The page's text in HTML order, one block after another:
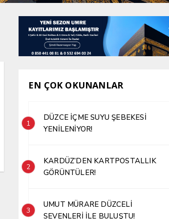
EN ÇOK OKUNANLAR
1
DÜZCE İÇME SUYU ŞEBEKESİ
YENİLENİYOR!
2
KARDÜZ’DEN KARTPOSTALLIK
GÖRÜNTÜLER!
3
UMUT MÜRARE DÜZCELİ
SEVENLERİ İLE BULUŞTU!